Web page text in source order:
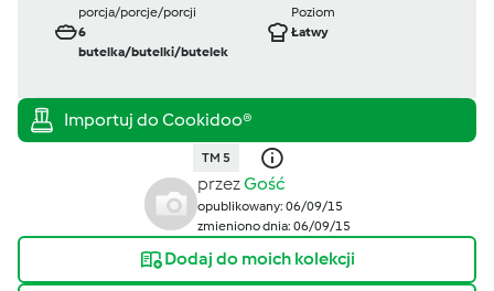
porcja/porcje/porcji
6
butelka/butelki/butelek
Poziom
Łatwy
TM 5
przezGość
opublikowany: 06/09/15
zmieniono dnia: 06/09/15
Dodaj do moich kolekcji